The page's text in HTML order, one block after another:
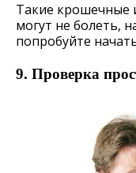
Такие крошечные
могут не болеть,
попробуйте
9. Проверка